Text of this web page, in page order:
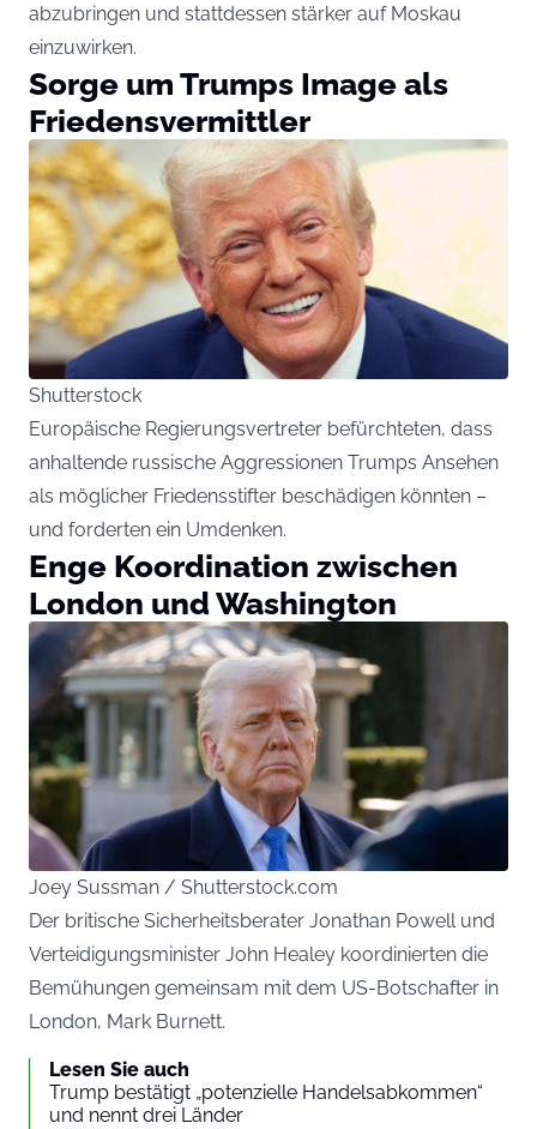
abzubringen und stattdessen stärker auf Moskau
einzuwirken.
Sorge um Trumps Image als
Friedensvermittler
Shutterstock
Europäische Regierungsvertreter befürchteten, dass
anhaltende russische Aggressionen Trumps Ansehen
als möglicher Friedensstifter beschädigen könnten –
und forderten ein Umdenken.
Enge Koordination zwischen
London und Washington
Joey Sussman / Shutterstock.com
Der britische Sicherheitsberater Jonathan Powell und
Verteidigungsminister John Healey koordinierten die
Bemühungen gemeinsam mit dem US-Botschafter in
London, Mark Burnett.
Lesen Sie auch
Trump bestätigt „potenzielle Handelsabkommen“
und nennt drei Länder